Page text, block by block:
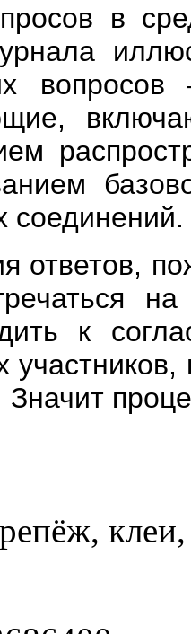
в
соединений.
ответов,
к
Значит
клеи,